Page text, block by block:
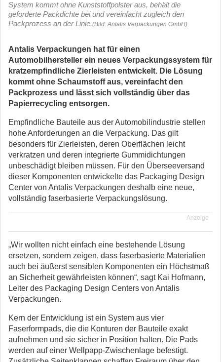
System kommt ohne Kunststoffpolster aus, behält die
geforderte Packdichte bei und vereinfacht zugleich den
Packprozess an der Linie.(Bild: Antalis Verpackungen GmbH)
Antalis Verpackungen hat für einen
Automobilhersteller ein neues Verpackungssystem für
kratzempfindliche Zierleisten entwickelt. Die Lösung
kommt ohne Schaumstoff aus, vereinfacht den
Packprozess und lässt sich vollständig über das
Papierrecycling entsorgen.
Empfindliche Bauteile aus der Automobilindustrie stellen
hohe Anforderungen an die Verpackung. Das gilt
besonders für Zierleisten, deren Oberflächen leicht
verkratzen und deren integrierte Gummidichtungen
unbeschädigt bleiben müssen. Für den Überseeversand
dieser Komponenten entwickelte das Packaging Design
Center von Antalis Verpackungen deshalb eine neue,
vollständig faserbasierte Verpackungslösung.
Anzeige
„Wir wollten nicht einfach eine bestehende Lösung
ersetzen, sondern zeigen, dass faserbasierte Materialien
auch bei äußerst sensiblen Komponenten ein Höchstmaß
an Sicherheit gewährleisten können“, sagt Kai Hofmann,
Leiter des Packaging Design Centers von Antalis
Verpackungen.
Kern der Entwicklung ist ein System aus vier
Faserformpads, die die Konturen der Bauteile exakt
aufnehmen und sie sicher in Position halten. Die Pads
werden auf einer Wellpapp-Zwischenlage befestigt.